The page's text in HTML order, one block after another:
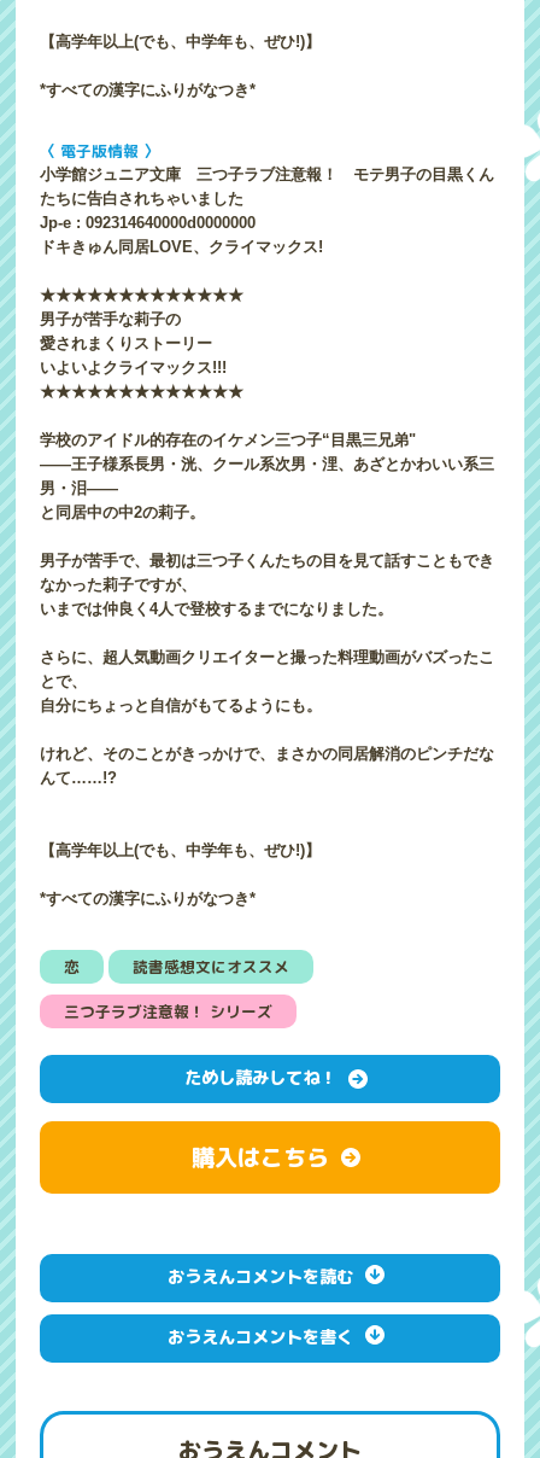
【高学年以上(でも、中学年も、ぜひ!)】
*すべての漢字にふりがなつき*
〈 電子版情報 〉
小学館ジュニア文庫 三つ子ラブ注意報！ モテ男子の目黒くん
たちに告白されちゃいました
Jp-e : 092314640000d0000000
ドキきゅん同居LOVE、クライマックス!
★★★★★★★★★★★★★
男子が苦手な莉子の
愛されまくりストーリー
いよいよクライマックス!!!
★★★★★★★★★★★★★
学校のアイドル的存在のイケメン三つ子“目黒三兄弟"
――王子様系長男・洸、クール系次男・浬、あざとかわいい系三
男・泪――
と同居中の中2の莉子。
男子が苦手で、最初は三つ子くんたちの目を見て話すこともでき
なかった莉子ですが、
いまでは仲良く4人で登校するまでになりました。
さらに、超人気動画クリエイターと撮った料理動画がバズったこ
とで、
自分にちょっと自信がもてるようにも。
けれど、そのことがきっかけで、まさかの同居解消のピンチだな
んて……!?
【高学年以上(でも、中学年も、ぜひ!)】
*すべての漢字にふりがなつき*
恋 読書感想文にオススメ
三つ子ラブ注意報！ シリーズ
ためし読みしてね！
購入はこちら
おうえんコメントを読む
おうえんコメントを書く
おうえんコメント